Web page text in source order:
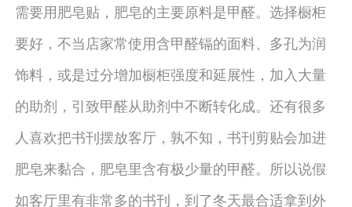
需要用肥皂贴，肥皂的主要原料是甲醛。选择橱柜
要好，不当店家常使用含甲醛镉的面料、多孔为润
饰料，或是过分增加橱柜强度和延展性，加入大量
的助剂，引致甲醛从助剂中不断转化成。还有很多
人喜欢把书刊摆放客厅，孰不知，书刊剪贴会加进
肥皂来黏合，肥皂里含有极少量的甲醛。所以说假
如客厅里有非常多的书刊，到了冬天最合适拿到外